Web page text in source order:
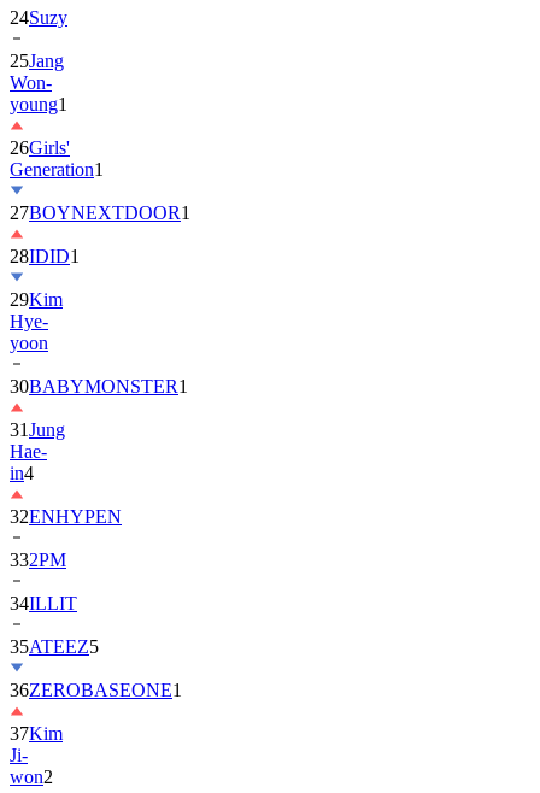
24Suzy
25Jang
Won-
young1
26Girls'
Generation1
27BOYNEXTDOOR1
28IDID1
29Kim
Hye-
yoon
30BABYMONSTER1
31Jung
Hae-
in4
32ENHYPEN
332PM
34ILLIT
35ATEEZ5
36ZEROBASEONE1
37Kim
Ji-
won2